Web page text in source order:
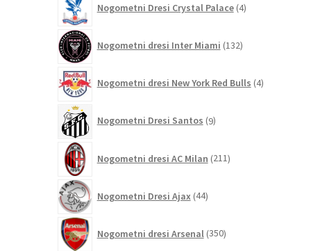
Nogometni Dresi Crystal Palace 4izdelki
Nogometni dresi Inter Miami 132izdelkov
Nogometni dresi New York Red Bulls 4izdelki
Nogometni Dresi Santos 9izdelkov
Nogometni dresi AC Milan 211izdelkov
Nogometni Dresi Ajax 44izdelkov
Nogometni dresi Arsenal 350izdelkov